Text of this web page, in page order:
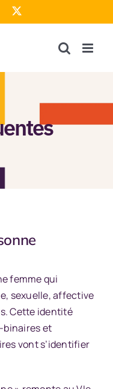
femme qui
sexuelle, affective
Cette identité
binaires et
vont s’identifier